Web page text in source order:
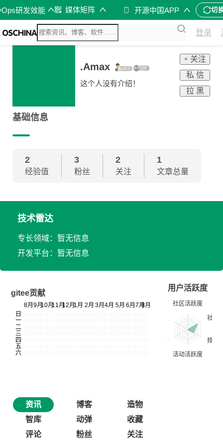
研发效能 媒体矩阵 开源中国APP 切
登录
.Amax
这个人没有介绍！
+ 关注
私 信
拉 黑
基础信息
2
经验值
3
粉丝
2
关注
1
文章总量
技术雷达
专长领域：暂无信息
开发平台：暂无信息
gitee贡献
用户活跃度
资讯 博客
造物
智库
动弹
收藏
评论
粉丝 关注